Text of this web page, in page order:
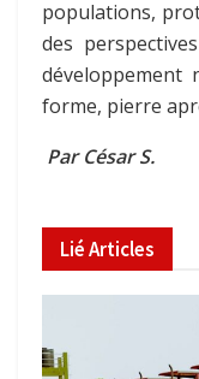
populations,
des
développement
forme, pierre
Par César S.
LiéArticles